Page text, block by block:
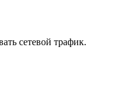
сетевой трафик.